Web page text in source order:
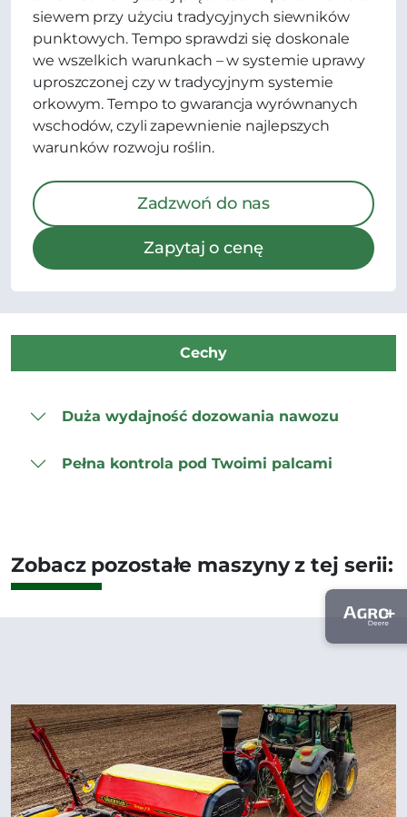
siewem przy użyciu tradycyjnych siewników
punktowych. Tempo sprawdzi się doskonale
we wszelkich warunkach – w systemie uprawy
uproszczonej czy w tradycyjnym systemie
orkowym. Tempo to gwarancja wyrównanych
wschodów, czyli zapewnienie najlepszych
warunków rozwoju roślin.
Zadzwoń do nas
Zapytaj o cenę
Cechy
Duża wydajność dozowania nawozu
Pełna kontrola pod Twoimi palcami
Zobacz pozostałe maszyny z tej serii: